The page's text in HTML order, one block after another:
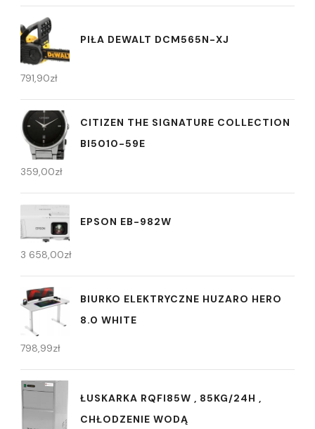
PIŁA DEWALT DCM565N-XJ
791,90zł
CITIZEN THE SIGNATURE COLLECTION
BI5010-59E
359,00zł
EPSON EB-982W
3 658,00zł
BIURKO ELEKTRYCZNE HUZARO HERO
8.0 WHITE
798,99zł
ŁUSKARKA RQFI85W , 85KG/24H ,
CHŁODZENIE WODĄ